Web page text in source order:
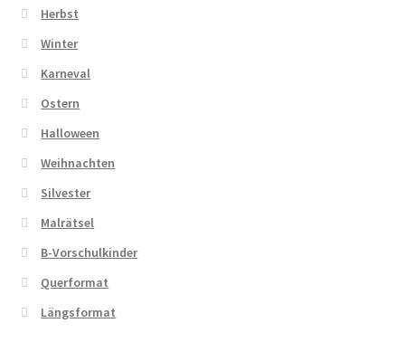
Herbst
Winter
Karneval
Ostern
Halloween
Weihnachten
Silvester
Malrätsel
B-Vorschulkinder
Querformat
Längsformat